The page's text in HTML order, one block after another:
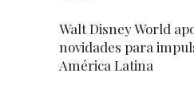
Walt Disney World
novidades para
América Latina